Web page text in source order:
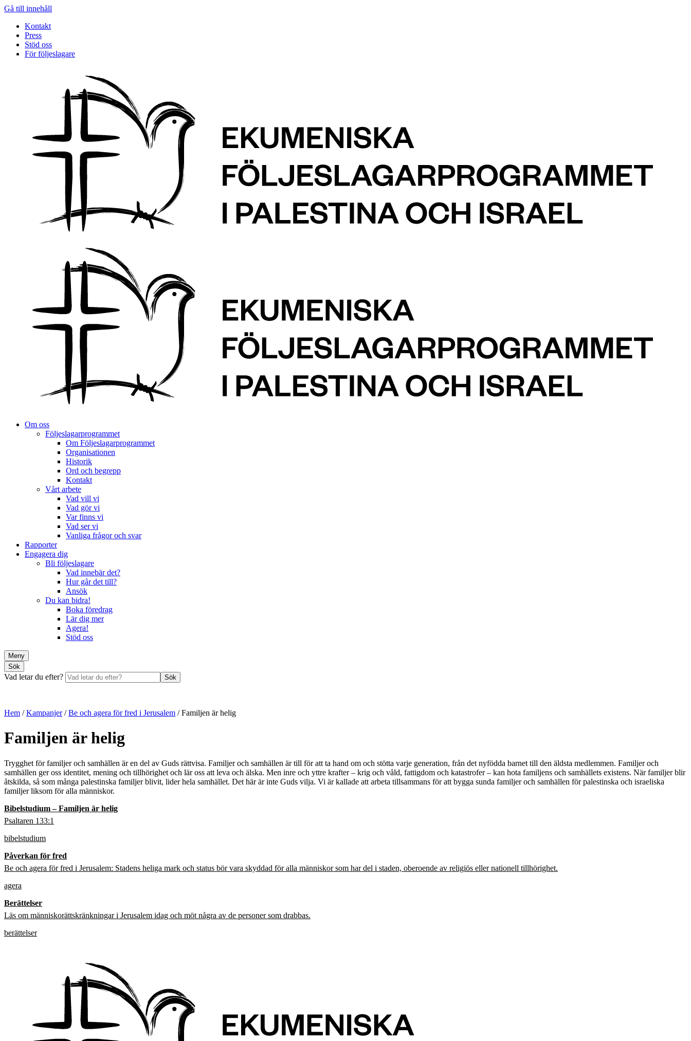
Gå till innehåll
Kontakt
Press
Stöd oss
För följeslagare
Om oss
Följeslagarprogrammet
Om Följeslagarprogrammet
Organisationen
Historik
Ord och begrepp
Kontakt
Vårt arbete
Vad vill vi
Vad gör vi
Var finns vi
Vad ser vi
Vanliga frågor och svar
Rapporter
Engagera dig
Bli följeslagare
Vad innebär det?
Hur går det till?
Ansök
Du kan bidra!
Boka föredrag
Lär dig mer
Agera!
Stöd oss
Meny
Sök
Vad letar du efter? Sök
Hem /Kampanjer/Be och agera för fred i Jerusalem /Familjen är helig
Familjen är helig
Trygghet för familjer och samhällen är en del av Guds rättvisa. Familjer och samhällen är till för att ta hand om och stötta varje generation, från det nyfödda barnet till den äldsta medlemmen. Familjer och
samhällen ger oss identitet, mening och tillhörighet och lär oss att leva och älska. Men inre och yttre krafter – krig och våld, fattigdom och katastrofer – kan hota familjens och samhällets existens. När familjer blir
åtskilda, så som många palestinska familjer blivit, lider hela samhället. Det här är inte Guds vilja. Vi är kallade att arbeta tillsammans för att bygga sunda familjer och samhällen för palestinska och israeliska
familjer liksom för alla människor.
Bibelstudium – Familjen är helig
Psaltaren 133:1
bibelstudium
Påverkan för fred
Be och agera för fred i Jerusalem: Stadens heliga mark och status bör vara skyddad för alla människor som har del i staden, oberoende av religiös eller nationell tillhörighet.
agera
Berättelser
Läs om människorättskränkningar i Jerusalem idag och möt några av de personer som drabbas.
berättelser